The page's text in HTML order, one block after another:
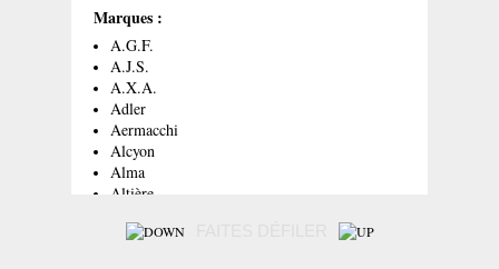
Marques :
A.G.F.
A.J.S.
A.X.A.
Adler
Aermacchi
Alcyon
Alma
Altière
Aquila